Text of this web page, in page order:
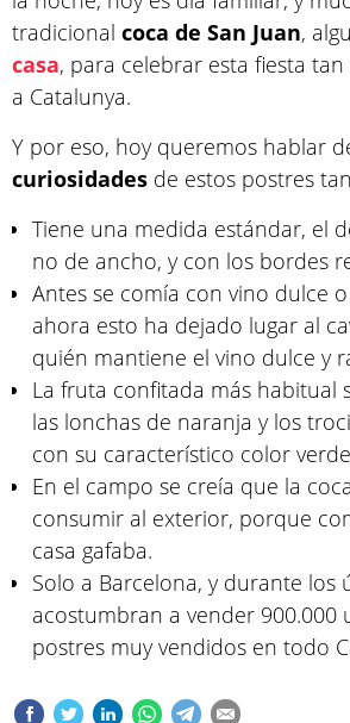
tradicional coca de San Juan,
casa, para celebrar esta fiesta tan
a Catalunya.
Y por eso, hoy queremos hablar
curiosidades de estos postres
Tiene una medida estándar, el
no de ancho, y con los bordes
Antes se comía con vino dulce
ahora esto ha dejado lugar al
quién mantiene el vino dulce y
La fruta confitada más habitual
las lonchas de naranja y los
con su característico color
En el campo se creía que la
consumir al exterior, porque
casa gafaba.
Solo a Barcelona, y durante los
acostumbran a vender 900.000
postres muy vendidos en todo